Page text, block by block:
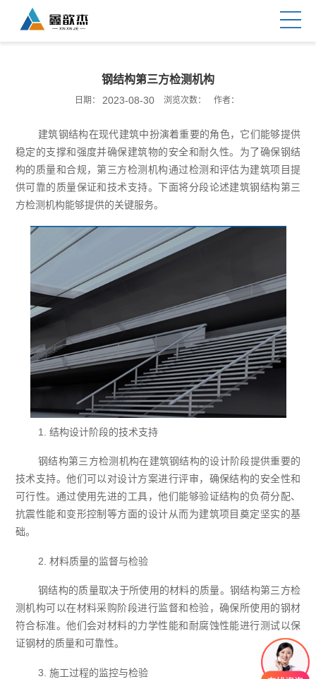
钢结构第三方检测机构
日期： 2023-08-30 浏览次数： 作者：
建筑钢结构在现代建筑中扮演着重要的角色，它们能够提供
稳定的支撑和强度并确保建筑物的安全和耐久性。为了确保钢结
构的质量和合规，第三方检测机构通过检测和评估为建筑项目提
供可靠的质量保证和技术支持。下面将分段论述建筑钢结构第三
方检测机构能够提供的关键服务。
1. 结构设计阶段的技术支持
钢结构第三方检测机构在建筑钢结构的设计阶段提供重要的
技术支持。他们可以对设计方案进行评审，确保结构的安全性和
可行性。通过使用先进的工具，他们能够验证结构的负荷分配、
抗震性能和变形控制等方面的设计从而为建筑项目奠定坚实的基
础。
2. 材料质量的监督与检验
钢结构的质量取决于所使用的材料的质量。钢结构第三方检
测机构可以在材料采购阶段进行监督和检验，确保所使用的钢材
符合标准。他们会对材料的力学性能和耐腐蚀性能进行测试以保
证钢材的质量和可靠性。
3. 施工过程的监控与检验